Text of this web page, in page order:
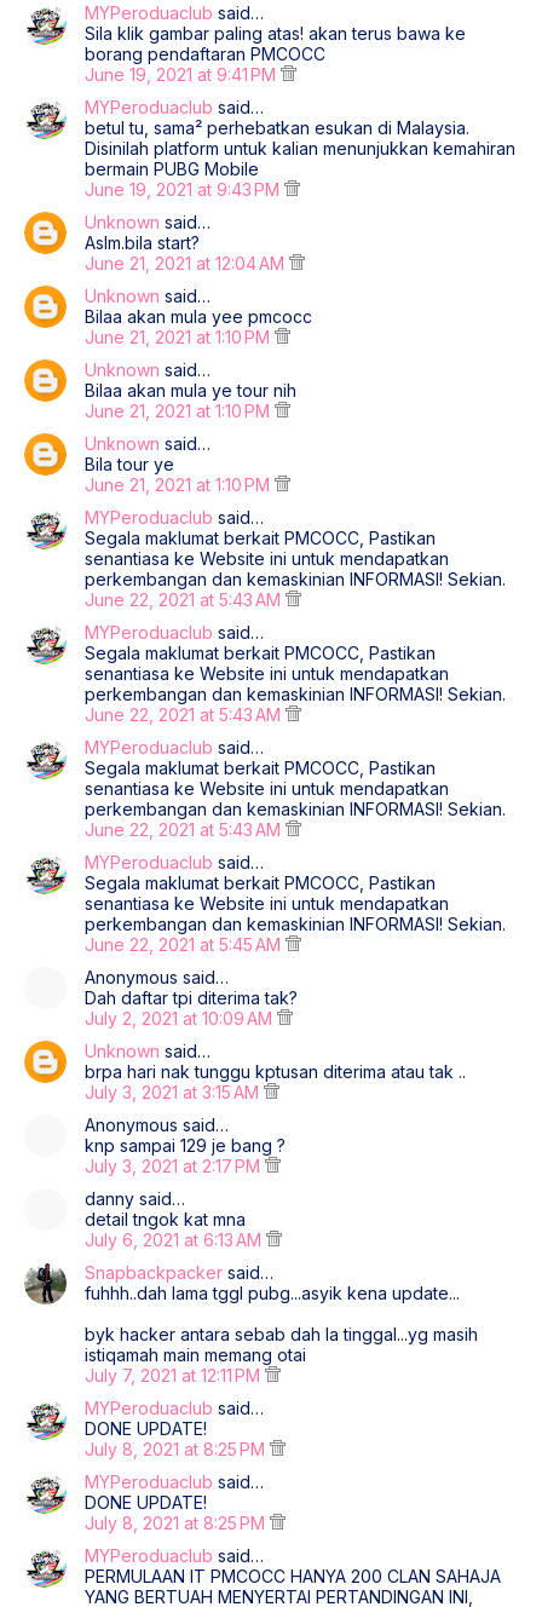
MYPeroduaclub said…
Sila klik gambar paling atas! akan terus bawa ke
borang pendaftaran PMCOCC
June 19, 2021 at 9:41 PM
MYPeroduaclub said…
betul tu, sama² perhebatkan esukan di Malaysia.
Disinilah platform untuk kalian menunjukkan kemahiran
bermain PUBG Mobile
June 19, 2021 at 9:43 PM
Unknown said…
Aslm.bila start?
June 21, 2021 at 12:04 AM
Unknown said…
Bilaa akan mula yee pmcocc
June 21, 2021 at 1:10 PM
Unknown said…
Bilaa akan mula ye tour nih
June 21, 2021 at 1:10 PM
Unknown said…
Bila tour ye
June 21, 2021 at 1:10 PM
MYPeroduaclub said…
Segala maklumat berkait PMCOCC, Pastikan
senantiasa ke Website ini untuk mendapatkan
perkembangan dan kemaskinian INFORMASI! Sekian.
June 22, 2021 at 5:43 AM
MYPeroduaclub said…
Segala maklumat berkait PMCOCC, Pastikan
senantiasa ke Website ini untuk mendapatkan
perkembangan dan kemaskinian INFORMASI! Sekian.
June 22, 2021 at 5:43 AM
MYPeroduaclub said…
Segala maklumat berkait PMCOCC, Pastikan
senantiasa ke Website ini untuk mendapatkan
perkembangan dan kemaskinian INFORMASI! Sekian.
June 22, 2021 at 5:43 AM
MYPeroduaclub said…
Segala maklumat berkait PMCOCC, Pastikan
senantiasa ke Website ini untuk mendapatkan
perkembangan dan kemaskinian INFORMASI! Sekian.
June 22, 2021 at 5:45 AM
Anonymous said…
Dah daftar tpi diterima tak?
July 2, 2021 at 10:09 AM
Unknown said…
brpa hari nak tunggu kptusan diterima atau tak ..
July 3, 2021 at 3:15 AM
Anonymous said…
knp sampai 129 je bang ?
July 3, 2021 at 2:17 PM
danny said…
detail tngok kat mna
July 6, 2021 at 6:13 AM
Snapbackpacker said…
fuhhh..dah lama tggl pubg...asyik kena update...
byk hacker antara sebab dah la tinggal...yg masih
istiqamah main memang otai
July 7, 2021 at 12:11 PM
MYPeroduaclub said…
DONE UPDATE!
July 8, 2021 at 8:25 PM
MYPeroduaclub said…
DONE UPDATE!
July 8, 2021 at 8:25 PM
MYPeroduaclub said…
PERMULAAN IT PMCOCC HANYA 200 CLAN SAHAJA
YANG BERTUAH MENYERTAI PERTANDINGAN INI,